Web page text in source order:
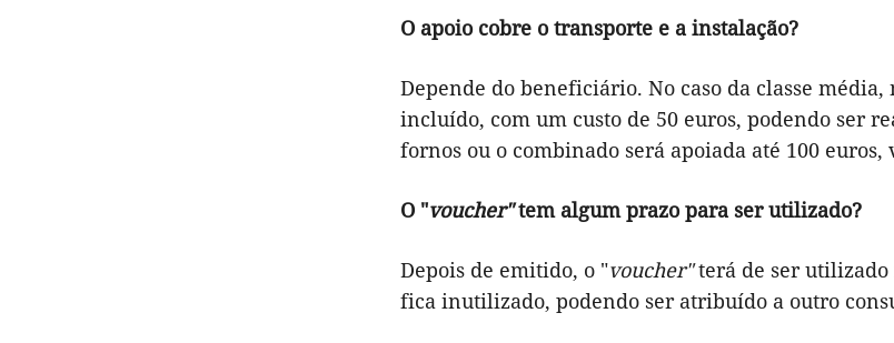
O apoio cobre o transporte e a instalação?
Depende do beneficiário. No caso da classe
incluído, com um custo de 50 euros, podendo ser
fornos ou o combinado será apoiada até 100
O "voucher"tem algum prazo para ser utilizado?
Depois de emitido, o "voucher"terá de ser utilizado
fica inutilizado, podendo ser atribuído a outro